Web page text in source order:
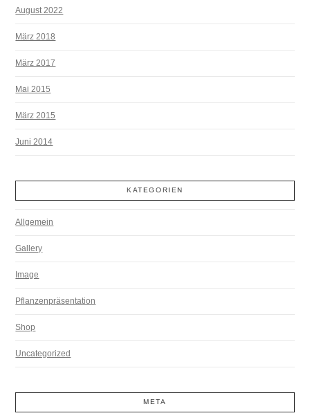
August 2022
März 2018
März 2017
Mai 2015
März 2015
Juni 2014
KATEGORIEN
Allgemein
Gallery
Image
Pflanzenpräsentation
Shop
Uncategorized
META